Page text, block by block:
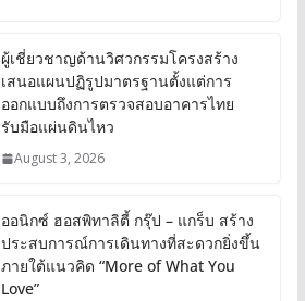
ผู้เชี่ยวชาญด้านวิศวกรรมโครงสร้าง
เสนอแผนปฏิรูปมาตรฐานตั้งแต่การ
ออกแบบถึงการตรวจสอบอาคารไทย
รับมือแผ่นดินไหว
August 3, 2026
ออนิกซ์ ฮอสพิทาลิตี้ กรุ๊ป – แกร็บ สร้าง
ประสบการณ์การเดินทางที่สะดวกยิ่งขึ้น
ภายใต้แนวคิด “More of What You
Love”